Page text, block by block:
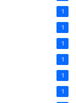
1
1
1
1
1
1